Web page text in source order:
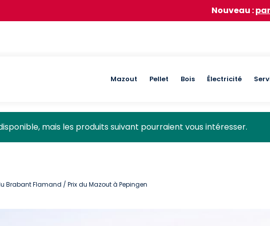
participez à
Main
Mazout Pellet Bois Électricité
mais les produits suivant pourraient vous intéresser.
Brabant Flamand / Prix du Mazout à Pepingen